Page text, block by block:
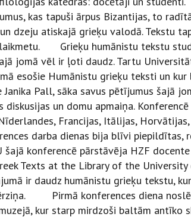
kas tapuši ārpus Bizantijas, to
dzeju atiskajā grieķu valodā. Tekstu
laikmetu. Grieķu humānistu tekstu
jomā vēl ir ļoti daudz. Tartu
esošie Humānistu grieķu teksti un
Pall, sāka savus pētījumus šajā
diskusijas un domu apmaiņa.
Francijas, Itālijas, Horvātijas,
darba dienas bija blīvi piepildītas,
konferencē pārstāvēja HZF
Texts at the Library of the
ir daudz humānistu grieķu tekstu,
Pirmā konferences diena
kur starp mirdzoši baltām antīko